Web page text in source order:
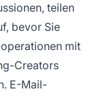
teilen
bevor Sie
mit
Creators
E-Mail-